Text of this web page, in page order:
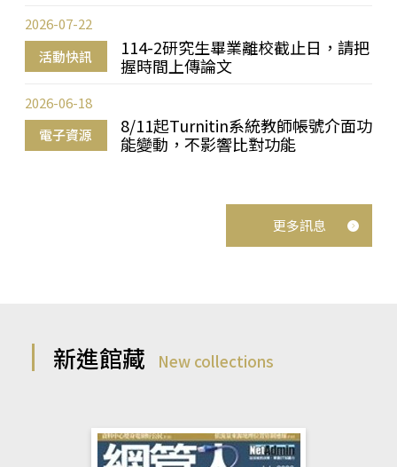
活動快訊
114-2研究生畢業離校截止日，請把
握時間上傳論文
2026-07-22
電子資源
8/11起Turnitin系統教師帳號介面功
能變動，不影響比對功能
2026-06-18
更多訊息
新進館藏 New collections